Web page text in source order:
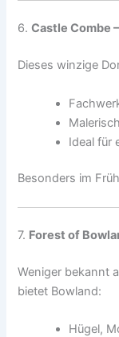
6.Castle Combe
Dieses winzige
Ideal für
Besonders im
7. Forest of
Weniger bekannt
bietet Bowland:
Hügel,